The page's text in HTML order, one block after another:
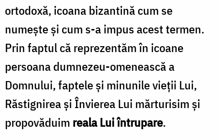
ortodoxă, icoana bizantină cum se
numește și cum s-a impus acest termen.
Prin faptul că reprezentăm în icoane
persoana dumnezeu-omenească a
Domnului, faptele și minunile vieții Lui,
Răstignirea și Învierea Lui mărturisim și
propovăduim reala Lui întrupare.